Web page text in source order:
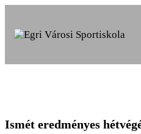
Ismét eredményes